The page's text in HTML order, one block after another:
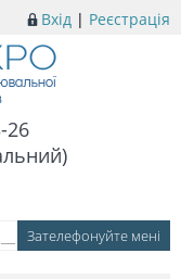
Вхід | Реєстрація
26